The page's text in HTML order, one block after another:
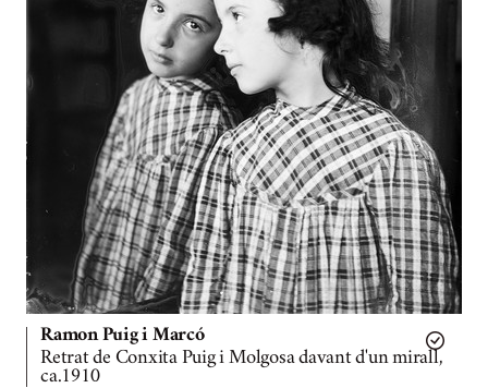
Ramon Puig i Marcó
Retrat de Conxita Puig i Molgosa davant d'un mirall,
ca.1910